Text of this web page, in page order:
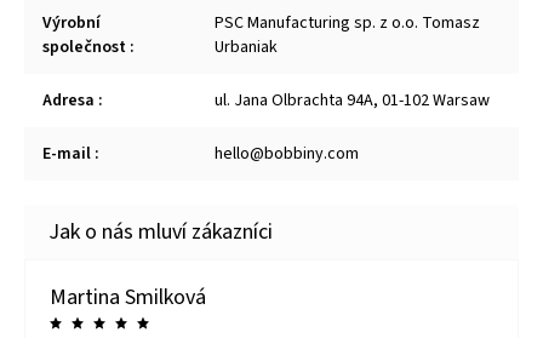
Výrobní
společnost :
PSC Manufacturing sp. z o.o. Tomasz
Urbaniak
Adresa : ul. Jana Olbrachta 94A, 01-102 Warsaw
E-mail : hello@bobbiny.com
Martina Smilková